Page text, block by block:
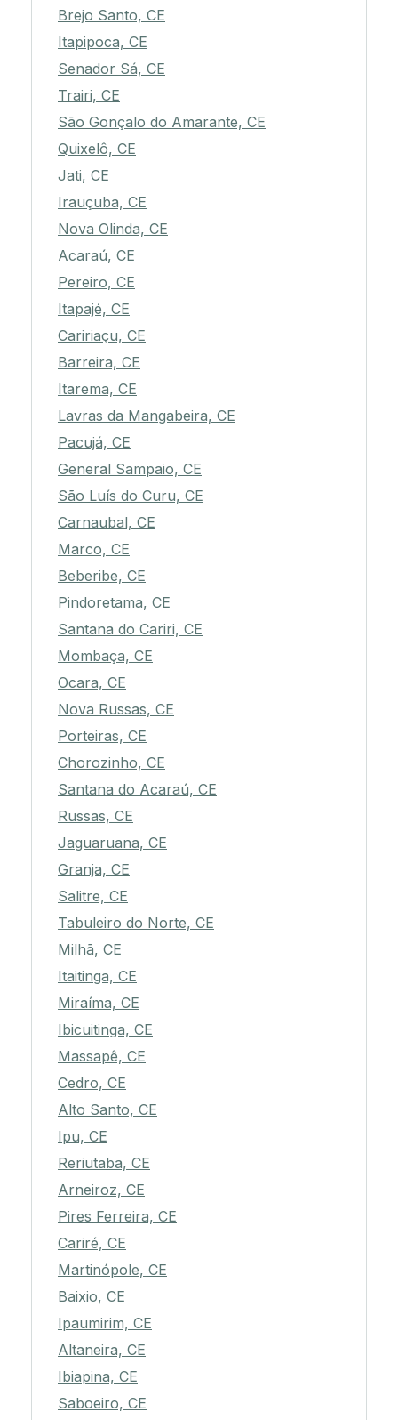
Brejo Santo, CE
Itapipoca, CE
Senador Sá, CE
Trairi, CE
São Gonçalo do Amarante, CE
Quixelô, CE
Jati, CE
Irauçuba, CE
Nova Olinda, CE
Acaraú, CE
Pereiro, CE
Itapajé, CE
Caririaçu, CE
Barreira, CE
Itarema, CE
Lavras da Mangabeira, CE
Pacujá, CE
General Sampaio, CE
São Luís do Curu, CE
Carnaubal, CE
Marco, CE
Beberibe, CE
Pindoretama, CE
Santana do Cariri, CE
Mombaça, CE
Ocara, CE
Nova Russas, CE
Porteiras, CE
Chorozinho, CE
Santana do Acaraú, CE
Russas, CE
Jaguaruana, CE
Granja, CE
Salitre, CE
Tabuleiro do Norte, CE
Milhã, CE
Itaitinga, CE
Miraíma, CE
Ibicuitinga, CE
Massapê, CE
Cedro, CE
Alto Santo, CE
Ipu, CE
Reriutaba, CE
Arneiroz, CE
Pires Ferreira, CE
Cariré, CE
Martinópole, CE
Baixio, CE
Ipaumirim, CE
Altaneira, CE
Ibiapina, CE
Saboeiro, CE